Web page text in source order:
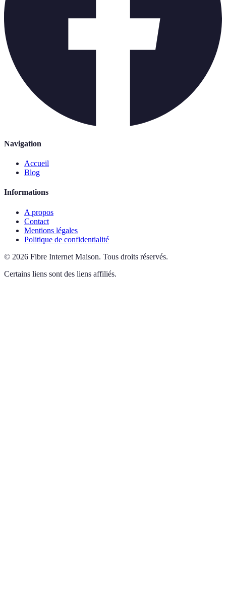
Navigation
Accueil
Blog
Informations
A propos
Contact
Mentions légales
Politique de confidentialité
© 2026 Fibre Internet Maison. Tous droits réservés.
Certains liens sont des liens affiliés.